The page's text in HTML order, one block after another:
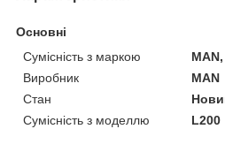
Основні
Сумісність з маркою
Виробник
MAN
Стан
Сумісність з моделлю
L200